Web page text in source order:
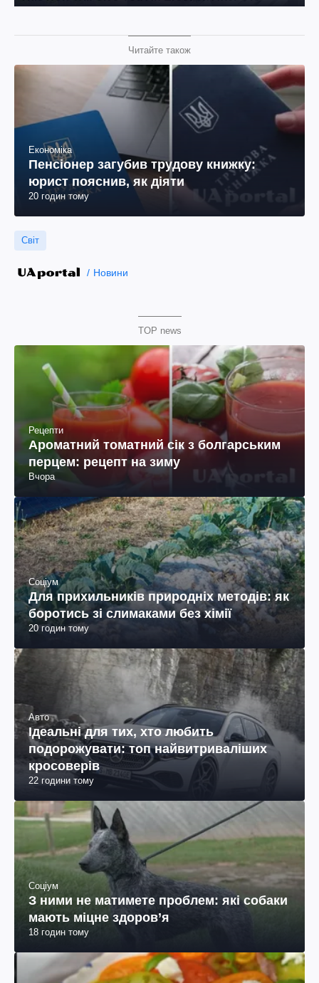
Читайте також
Економіка
Пенсіонер загубив трудову книжку:
юрист пояснив, як діяти
20 годин тому
Світ
Новини
TOP news
Рецепти
Ароматний томатний сік з болгарським
перцем: рецепт на зиму
Вчора
Соціум
Для прихильників природніх методів: як
боротись зі слимаками без хімії
20 годин тому
Авто
Ідеальні для тих, хто любить
подорожувати: топ найвитриваліших
кросоверів
22 години тому
Соціум
З ними не матимете проблем: які собаки
мають міцне здоров’я
18 годин тому